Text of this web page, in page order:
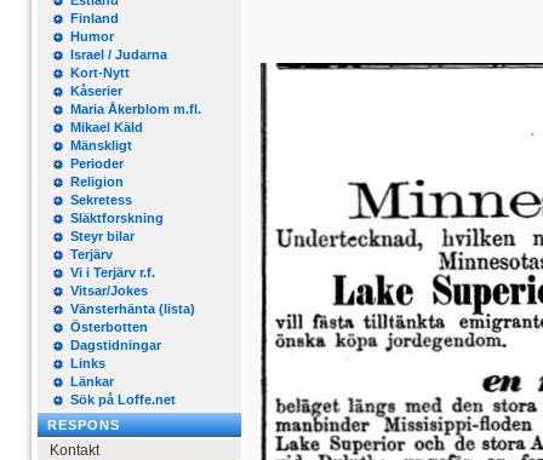
Finland
Humor
Israel / Judarna
Kort-Nytt
Kåserier
Maria Åkerblom m.fl.
Mikael Käld
Mänskligt
Perioder
Religion
Sekretess
Släktforskning
Steyr bilar
Terjärv
Vi i Terjärv r.f.
Vitsar/Jokes
Vänsterhänta (lista)
Österbotten
Dagstidningar
Links
Länkar
Sök på Loffe.net
RESPONS
Kontakt